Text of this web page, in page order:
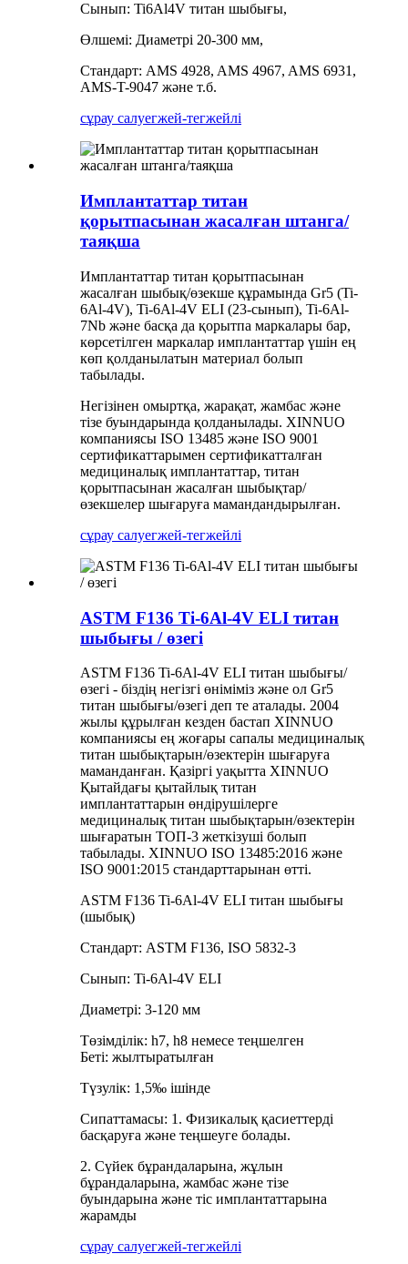
Сынып: Ti6Al4V титан шыбығы,
Өлшемі: Диаметрі 20-300 мм,
Стандарт: AMS 4928, AMS 4967, AMS 6931,
AMS-T-9047 және т.б.
сұрау салуегжей-тегжейлі
Имплантаттар титан
қорытпасынан жасалған штанга/
таяқша
Имплантаттар титан қорытпасынан
жасалған шыбық/өзекше құрамында Gr5 (Ti-
6Al-4V), Ti-6Al-4V ELI (23-сынып), Ti-6Al-
7Nb және басқа да қорытпа маркалары бар,
көрсетілген маркалар имплантаттар үшін ең
көп қолданылатын материал болып
табылады.
Негізінен омыртқа, жарақат, жамбас және
тізе буындарында қолданылады. XINNUO
компаниясы ISO 13485 және ISO 9001
сертификаттарымен сертификатталған
медициналық имплантаттар, титан
қорытпасынан жасалған шыбықтар/
өзекшелер шығаруға мамандандырылған.
сұрау салуегжей-тегжейлі
ASTM F136 Ti-6Al-4V ELI титан
шыбығы / өзегі
ASTM F136 Ti-6Al-4V ELI титан шыбығы/
өзегі - біздің негізгі өніміміз және ол Gr5
титан шыбығы/өзегі деп те аталады. 2004
жылы құрылған кезден бастап XINNUO
компаниясы ең жоғары сапалы медициналық
титан шыбықтарын/өзектерін шығаруға
маманданған. Қазіргі уақытта XINNUO
Қытайдағы қытайлық титан
имплантаттарын өндірушілерге
медициналық титан шыбықтарын/өзектерін
шығаратын ТОП-3 жеткізуші болып
табылады. XINNUO ISO 13485:2016 және
ISO 9001:2015 стандарттарынан өтті.
ASTM F136 Ti-6Al-4V ELI титан шыбығы
(шыбық)
Стандарт: ASTM F136, ISO 5832-3
Сынып: Ti-6Al-4V ELI
Диаметрі: 3-120 мм
Төзімділік: h7, h8 немесе теңшелген
Беті: жылтыратылған
Түзулік: 1,5‰ ішінде
Сипаттамасы: 1. Физикалық қасиеттерді
басқаруға және теңшеуге болады.
2. Сүйек бұрандаларына, жұлын
бұрандаларына, жамбас және тізе
буындарына және тіс имплантаттарына
жарамды
сұрау салуегжей-тегжейлі